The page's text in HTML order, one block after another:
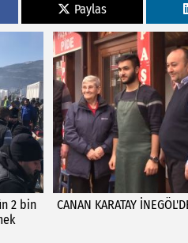
Paylas
2 bin
CANAN KARATAY